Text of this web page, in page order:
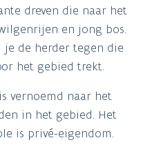
dreven die naar het
en jong bos.
je de herder tegen die
het gebied trekt.
vernoemd naar het
in het gebied. Het
is privé-eigendom.